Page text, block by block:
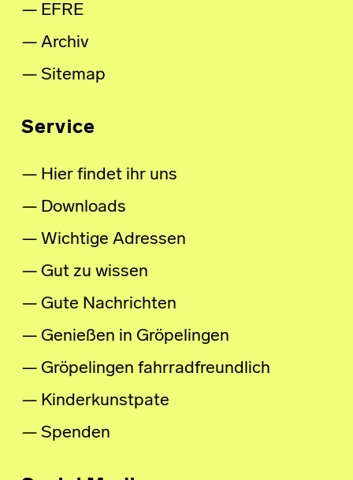
EFRE
Archiv
Sitemap
Service
Hier findet ihr uns
Downloads
Wichtige Adressen
Gut zu wissen
Gute Nachrichten
Genießen in Gröpelingen
Gröpelingen fahrradfreundlich
Kinderkunstpate
Spenden